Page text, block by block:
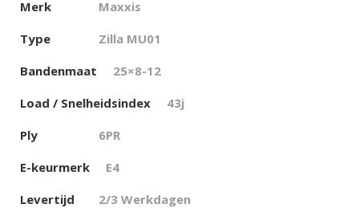
Merk
Maxxis
Type
Zilla MU01
Bandenmaat
25×8-12
Load / Snelheidsindex
43j
Ply
6PR
E-keurmerk
E4
Levertijd
2/3 Werkdagen